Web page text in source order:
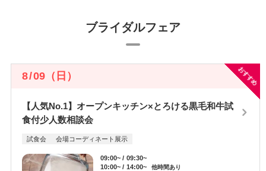
ブライダルフェア
おすすめ
8/09 （日）
【人気No.1】オープンキッチン×とろける黒毛和牛試
食付少人数相談会
試食会 会場コーディネート展示
09:00~
09:30~
10:00~
14:00~
他時間あり